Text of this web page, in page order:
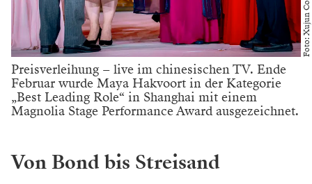
Preisverleihung – live im chinesischen TV. Ende
Februar wurde Maya Hakvoort in der Kategorie
„Best Leading Role“ in Shanghai mit einem
Magnolia Stage Performance Award ausgezeichnet.
Von Bond bis Streisand